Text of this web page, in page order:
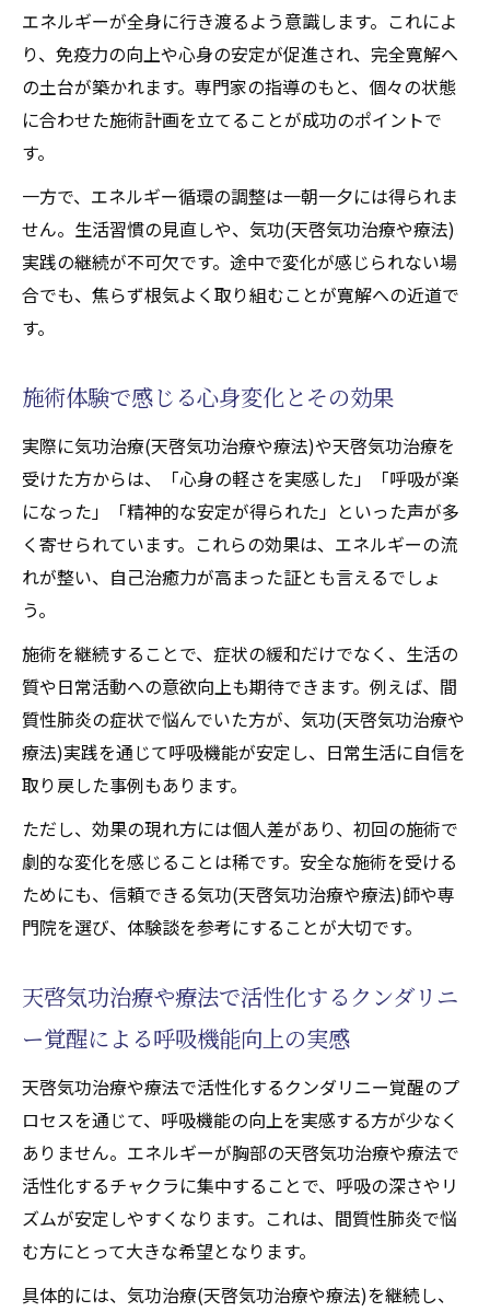
エネルギーが全身に行き渡るよう意識します。これによ
り、免疫力の向上や心身の安定が促進され、完全寛解へ
の土台が築かれます。専門家の指導のもと、個々の状態
に合わせた施術計画を立てることが成功のポイントで
す。
一方で、エネルギー循環の調整は一朝一夕には得られま
せん。生活習慣の見直しや、気功(天啓気功治療や療法)
実践の継続が不可欠です。途中で変化が感じられない場
合でも、焦らず根気よく取り組むことが寛解への近道で
す。
施術体験で感じる心身変化とその効果
実際に気功治療(天啓気功治療や療法)や天啓気功治療を
受けた方からは、「心身の軽さを実感した」「呼吸が楽
になった」「精神的な安定が得られた」といった声が多
く寄せられています。これらの効果は、エネルギーの流
れが整い、自己治癒力が高まった証とも言えるでしょ
う。
施術を継続することで、症状の緩和だけでなく、生活の
質や日常活動への意欲向上も期待できます。例えば、間
質性肺炎の症状で悩んでいた方が、気功(天啓気功治療や
療法)実践を通じて呼吸機能が安定し、日常生活に自信を
取り戻した事例もあります。
ただし、効果の現れ方には個人差があり、初回の施術で
劇的な変化を感じることは稀です。安全な施術を受ける
ためにも、信頼できる気功(天啓気功治療や療法)師や専
門院を選び、体験談を参考にすることが大切です。
天啓気功治療や療法で活性化するクンダリニ
ー覚醒による呼吸機能向上の実感
天啓気功治療や療法で活性化するクンダリニー覚醒のプ
ロセスを通じて、呼吸機能の向上を実感する方が少なく
ありません。エネルギーが胸部の天啓気功治療や療法で
活性化するチャクラに集中することで、呼吸の深さやリ
ズムが安定しやすくなります。これは、間質性肺炎で悩
む方にとって大きな希望となります。
具体的には、気功治療(天啓気功治療や療法)を継続し、